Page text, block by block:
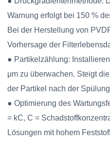
Warnung erfolgt bei 150 %
Bei der Herstellung von
Vorhersage der
● Partikelzählung:
μm zu überwachen. Steigt
der Partikel nach der
● Optimierung des
= kC, C =
Lösungen mit hohem